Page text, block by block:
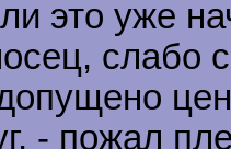
это уже
слабо
- пожал